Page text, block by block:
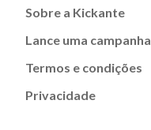
Sobre a Kickante
Lance uma campanha
Termos e condições
Privacidade